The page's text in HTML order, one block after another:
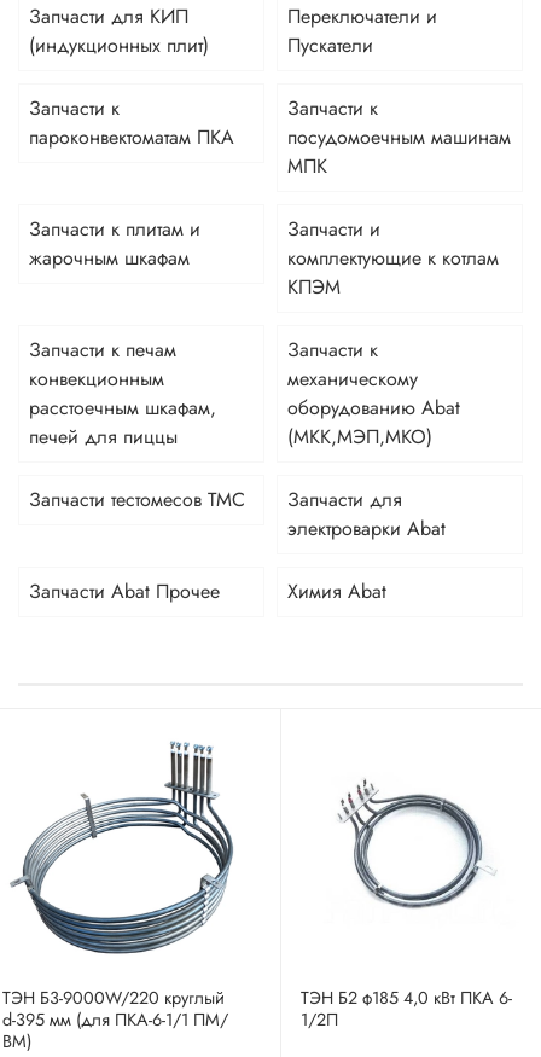
Запчасти для КИП
(индукционных плит)
Переключатели и
Пускатели
Запчасти к
пароконвектоматам ПКА
Запчасти к
посудомоечным машинам
МПК
Запчасти к плитам и
жарочным шкафам
Запчасти и
комплектующие к котлам
КПЭМ
Запчасти к печам
конвекционным
расстоечным шкафам,
печей для пиццы
Запчасти к
механическому
оборудованию Abat
(МКК,МЭП,МКО)
Запчасти тестомесов ТМС
Запчасти для
электроварки Abat
Запчасти Abat Прочее Химия Abat
ТЭН Б3-9000W/220 круглый
d-395 мм (для ПКА-6-1/1 ПМ/
ВМ)
ТЭН Б2 ф185 4,0 кВт ПКА 6-
1/2П